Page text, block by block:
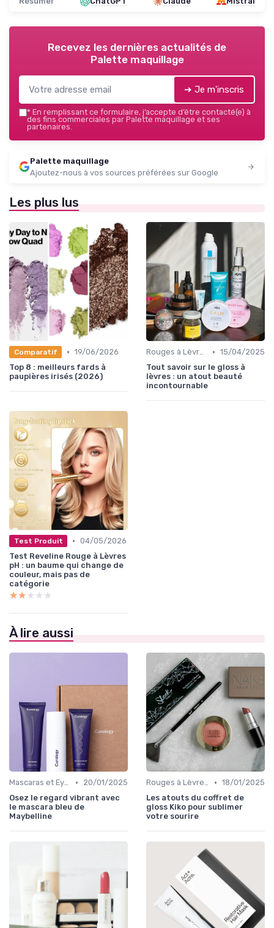
Recevez les dernières actualités de
Palette maquillage
➔ Je m'inscris
* En remplissant ce formulaire, j’accepte d’être contacté(e) à
des fins commerciales par Palette maquillage et ses
partenaires.
Palette maquillage
Ajoutez-nous à vos sources préférées sur Google
Les plus lus
Comparatif • 19/06/2026
Top 8 : meilleurs fards à
paupières irisés (2026)
Rouges à Lèvres et Gloss • 15/04/2025
Tout savoir sur le gloss à
lèvres : un atout beauté
incontournable
Test Produit • 04/05/2026
Test Reveline Rouge à Lèvres
pH : un baume qui change de
couleur, mais pas de
catégorie
★★★★★
★★★★★
À lire aussi
Mascaras et Eyeliners •
20/01/2025
Osez le regard vibrant avec
le mascara bleu de
Maybelline
Rouges à Lèvres et Gloss • 18/01/2025
Les atouts du coffret de
gloss Kiko pour sublimer
votre sourire